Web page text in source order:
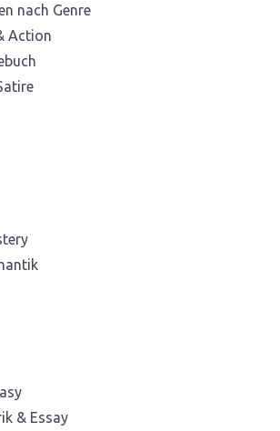
nach Genre
Action
& Essay